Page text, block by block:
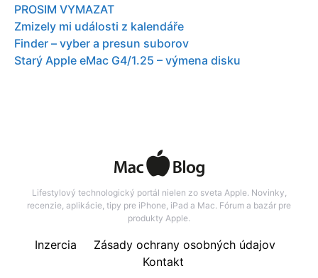
PROSIM VYMAZAT
Zmizely mi události z kalendáře
Finder – vyber a presun suborov
Starý Apple eMac G4/1.25 – výmena disku
Lifestylový technologický portál nielen zo sveta Apple. Novinky,
recenzie, aplikácie, tipy pre iPhone, iPad a Mac. Fórum a bazár pre
produkty Apple.
Inzercia
Zásady ochrany osobných údajov
Kontakt